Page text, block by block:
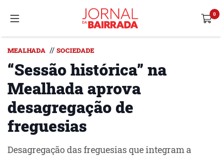
MEALHADA // SOCIEDADE
“Sessão histórica” na
Mealhada aprova
desagregação de
freguesias
Desagregação das freguesias que integram a